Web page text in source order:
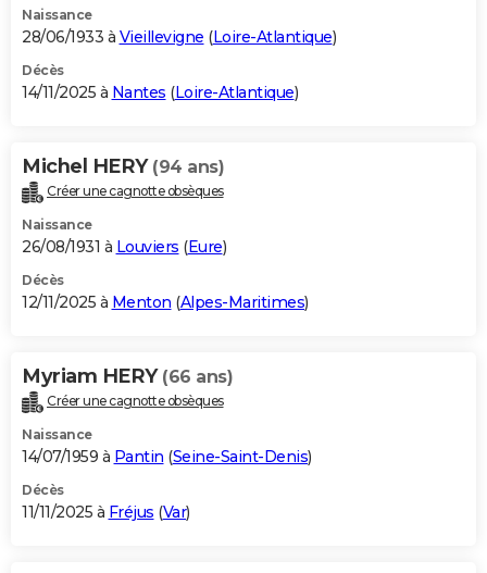
Naissance
28/06/1933 à Vieillevigne (Loire-Atlantique)
Décès
14/11/2025 à Nantes (Loire-Atlantique)
Michel HERY (94 ans)
Créer une cagnotte obsèques
Naissance
26/08/1931 à Louviers (Eure)
Décès
12/11/2025 à Menton (Alpes-Maritimes)
Myriam HERY (66 ans)
Créer une cagnotte obsèques
Naissance
14/07/1959 à Pantin (Seine-Saint-Denis)
Décès
11/11/2025 à Fréjus (Var)